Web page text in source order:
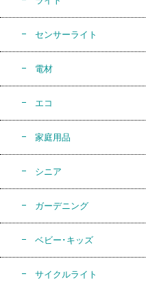
センサーライト
電材
エコ
家庭用品
シニア
ガーデニング
ベビー･キッズ
サイクルライト